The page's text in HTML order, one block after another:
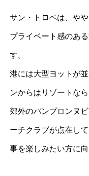
サン・トロペは、や
プライベート感のあ
す。
港には大型ヨットが
ンからはリゾートな
郊外のパンプロンヌ
ーチクラブが点在し
事を楽しみたい方に向